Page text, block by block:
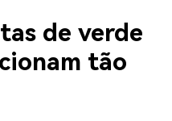
de verde
tão